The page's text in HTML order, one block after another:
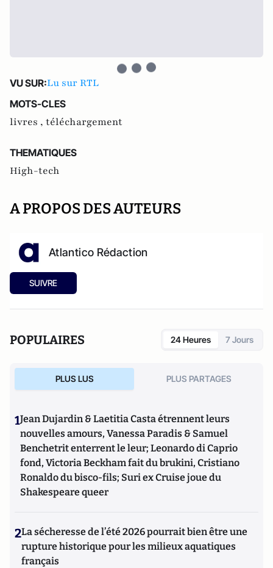
VU SUR:Lu sur RTL
MOTS-CLES
livres , téléchargement
THEMATIQUES
High-tech
A PROPOS DES AUTEURS
Atlantico Rédaction
SUIVRE
POPULAIRES 24 Heures 7 Jours
PLUS LUS PLUS PARTAGES
1Jean Dujardin & Laetitia Casta étrennent leurs
nouvelles amours, Vanessa Paradis & Samuel
Benchetrit enterrent le leur; Leonardo di Caprio
fond, Victoria Beckham fait du brukini, Cristiano
Ronaldo du bisco-fils; Suri ex Cruise joue du
Shakespeare queer
2La sécheresse de l’été 2026 pourrait bien être une
rupture historique pour les milieux aquatiques
français